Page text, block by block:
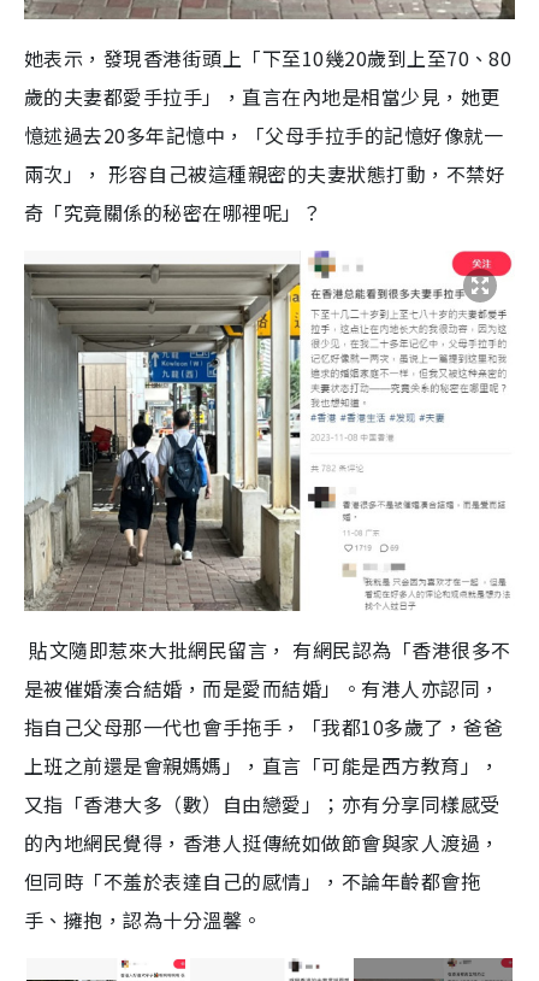
她表示，發現香港街頭上「下至10幾20歲到上至70、80
歲的夫妻都愛手拉手」，直言在內地是相當少見，她更
憶述過去20多年記憶中，「父母手拉手的記憶好像就一
兩次」， 形容自己被這種親密的夫妻狀態打動，不禁好
奇「究竟關係的秘密在哪裡呢」？
貼文隨即惹來大批網民留言， 有網民認為「香港很多不
是被催婚湊合結婚，而是愛而結婚」。有港人亦認同，
指自己父母那一代也會手拖手，「我都10多歲了，爸爸
上班之前還是會親媽媽」，直言「可能是西方教育」，
又指「香港大多（數）自由戀愛」；亦有分享同樣感受
的內地網民覺得，香港人挺傳統如做節會與家人渡過，
但同時「不羞於表達自己的感情」，不論年齡都會拖
手、擁抱，認為十分溫馨。